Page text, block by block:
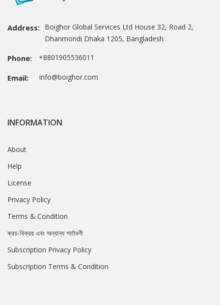
Address: Boighor Global Services Ltd House 32, Road 2,
Dhanmondi Dhaka 1205, Bangladesh
Phone: +8801905536011
Email: info@boighor.com
INFORMATION
About
Help
License
Privacy Policy
Terms & Condition
ক্রয়-বিক্রয় এবং অন্যান্য শর্তাবলী
Subscription Privacy Policy
Subscription Terms & Condition